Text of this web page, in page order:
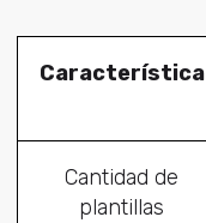
Característica
Cantidad de
plantillas